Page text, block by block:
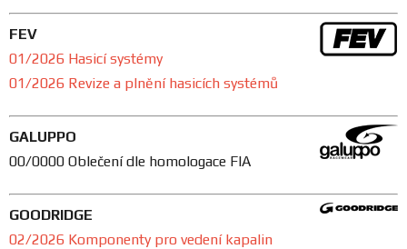
FEV
01/2026 Hasicí systémy
01/2026 Revize a plnění hasicích systémů
GALUPPO
00/0000 Oblečení dle homologace FIA
GOODRIDGE
02/2026 Komponenty pro vedení kapalin